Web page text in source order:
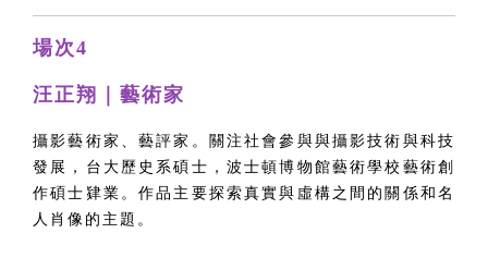
場次4
汪正翔｜藝術家
攝影藝術家、藝評家。關注社會參與與攝影技術與科技
發展，台大歷史系碩士，波士頓博物館藝術學校藝術創
作碩士肄業。作品主要探索真實與虛構之間的關係和名
人肖像的主題。